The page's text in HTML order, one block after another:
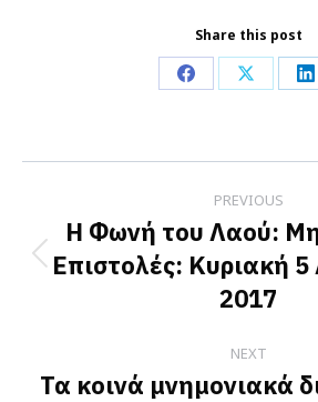
Share this post
Share
Facebook
Share
X
navigation
PREVIOUS
post:
Η Φωνή του Λαού:
Επιστολές: Κυριακή
2017
NEXT
Next
Τα κοινά μνημονιακά